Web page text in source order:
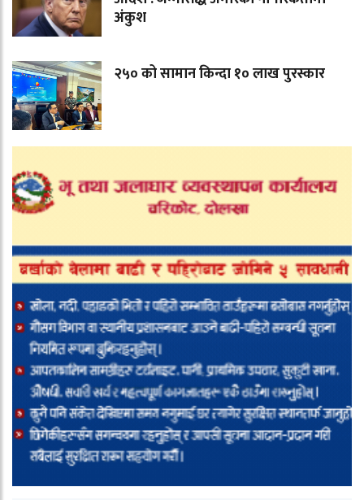
अंकुश
२५० को सामान किन्दा १० लाख पुरस्कार